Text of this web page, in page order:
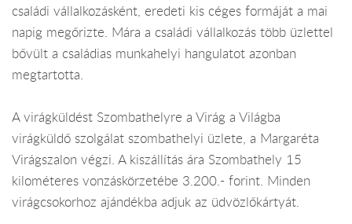
családi vállalkozásként, eredeti kis céges formáját a mai
napig megőrizte. Mára a családi vállalkozás több üzlettel
bővült a családias munkahelyi hangulatot azonban
megtartotta.
A virágküldést Szombathelyre a Virág a Világba
virágküldő szolgálat szombathelyi üzlete, a Margaréta
Virágszalon végzi. A kiszállítás ára Szombathely 15
kilométeres vonzáskörzetébe 3.200.- forint. Minden
virágcsokorhoz ajándékba adjuk az üdvözlőkártyát.